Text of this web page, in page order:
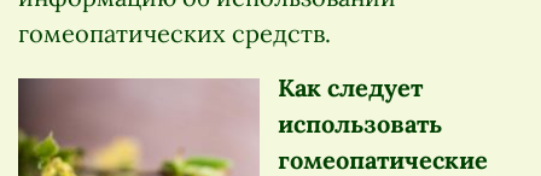
гомеопатических средств.
Как следует
использовать
гомеопатические